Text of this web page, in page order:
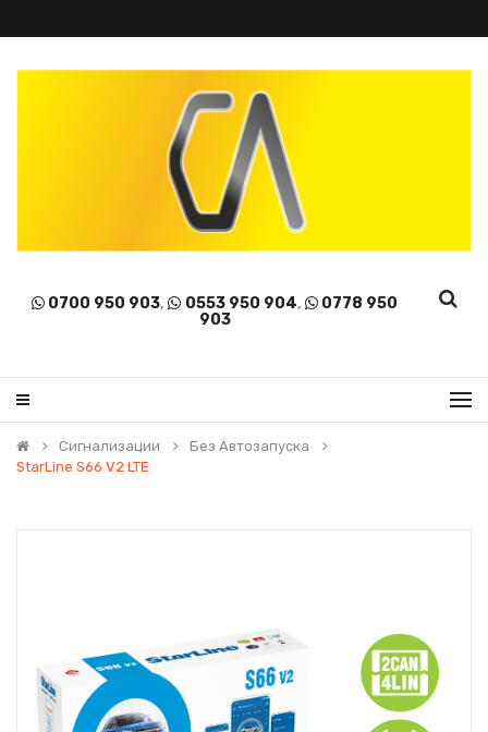
0700 950 903, 0553 950 904,
0778 950
903
Сигнализации
Без Автозапуска
StarLine S66 V2 LTE